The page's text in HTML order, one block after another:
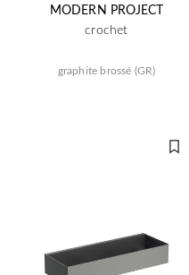
MODERN PROJECT
crochet
graphite brossé (GR)